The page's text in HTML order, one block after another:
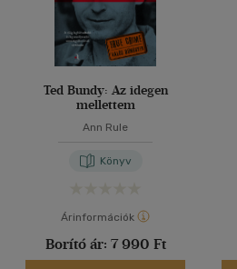
Ted Bundy: Az idegen
mellettem
Ann Rule
Könyv
Árinformációk
Borító ár: 7 990 Ft